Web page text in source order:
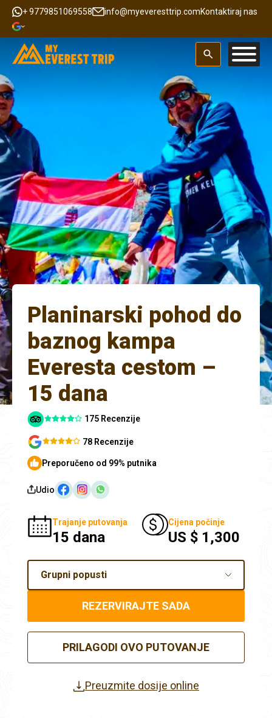
+ 9779851069558 info@myeveresttrip.comKontaktiraj nas
Planinarski pohod do
baznog kampa
Everesta cestom –
15 dana
175 Recenzije
78 Recenzije
Preporučeno od 99% putnika
Udio
Trajanje putovanja
15 dana
Cijena počinje
US $ 1,300
Grupni popusti
REZERVIRAJTE SADA
PRILAGODI OVO PUTOVANJE
Preuzmite dosije online